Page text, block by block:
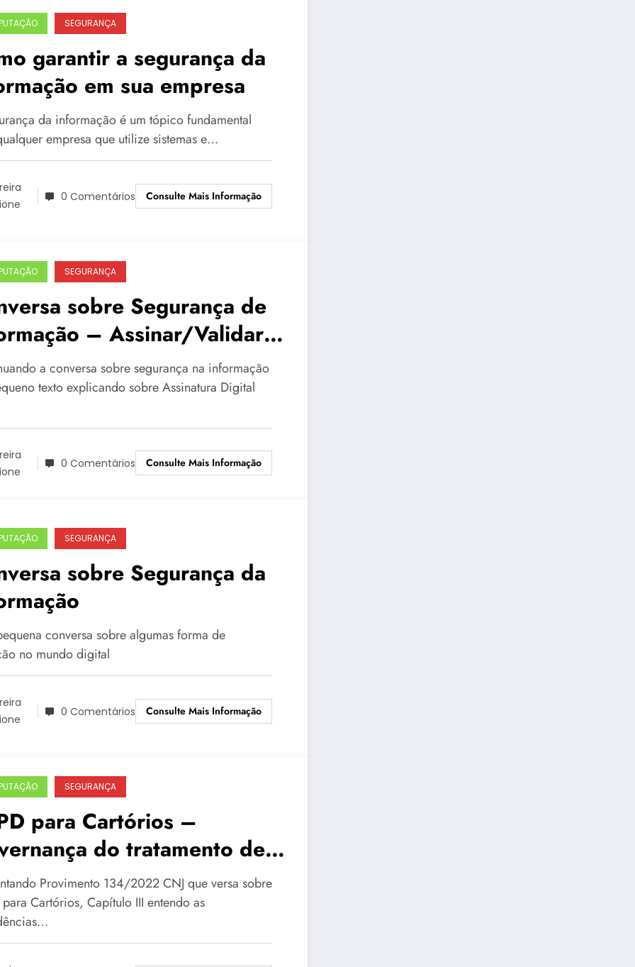
SEGURANÇA
garantir a segurança da
em sua empresa
da informação é um tópico fundamental
empresa que utilize sistemas e…
0 Comentários Consulte Mais Informação
SEGURANÇA
sobre Segurança de
– Assinar/Validar
a conversa sobre segurança na informação
texto explicando sobre Assinatura Digital
0 Comentários Consulte Mais Informação
SEGURANÇA
sobre Segurança da
conversa sobre algumas forma de
no mundo digital
0 Comentários Consulte Mais Informação
SEGURANÇA
para Cartórios –
do tratamento de
pessoais
Provimento 134/2022 CNJ que versa sobre
Cartórios, Capítulo III entendo as